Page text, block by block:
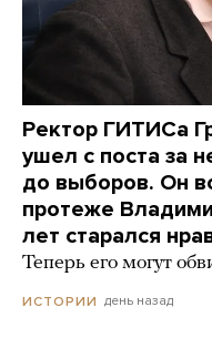
Ректор ГИТИСа
ушел с поста за
до выборов. Он
протеже
лет старался
Теперь его могут
ИСТОРИИ день назад